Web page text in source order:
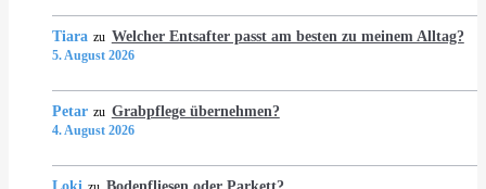
Tiara zu Welcher Entsafter passt am besten zu meinem Alltag?
5. August 2026
Petar zu Grabpflege übernehmen?
4. August 2026